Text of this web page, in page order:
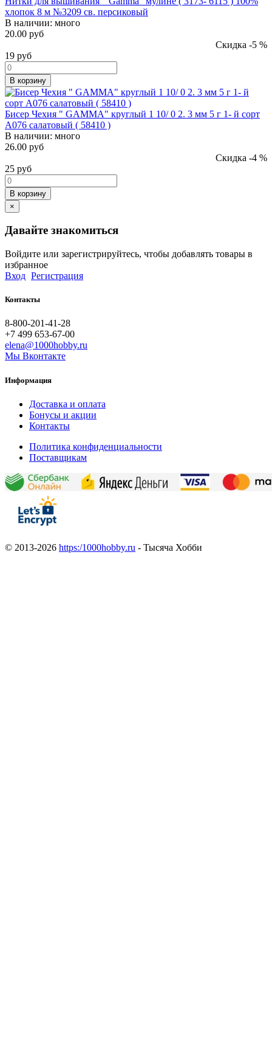
хлопок 8 м №3209 св. персиковый
В наличии: много
20.00 руб
Скидка -5 %
19 руб
В корзину
Бисер Чехия " GAMMA" круглый 1 10/ 0 2. 3 мм 5 г 1- й сорт
A076 салатовый ( 58410 )
В наличии: много
26.00 руб
Скидка -4 %
25 руб
В корзину
×
Давайте знакомиться
Войдите или зарегистрируйтесь, чтобы добавлять товары в
избранное
Вход Регистрация
Контакты
8-800-201-41-28
+7 499 653-67-00
elena@1000hobby.ru
Мы Вконтакте
Информация
Доставка и оплата
Бонусы и акции
Контакты
Политика конфиденциальности
Поставщикам
© 2013-2026 https:/1000hobby.ru - Тысяча Хобби